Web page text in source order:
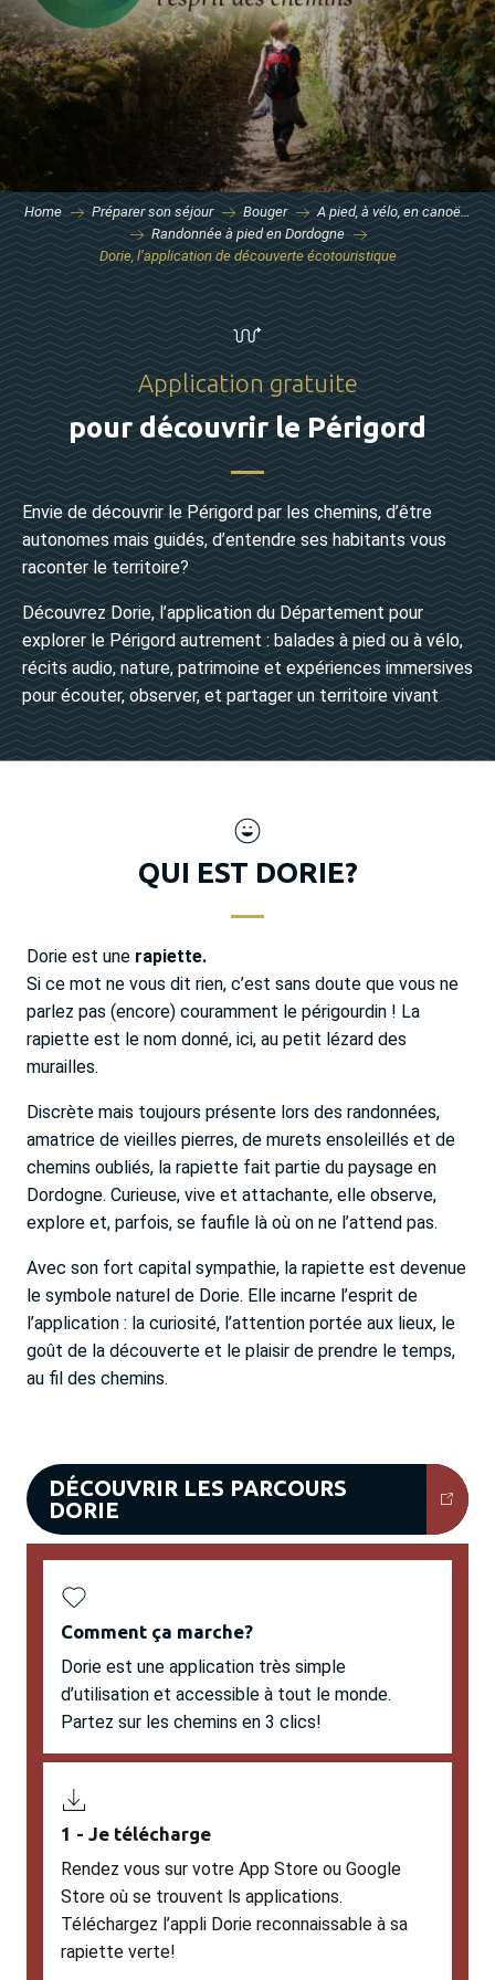
Home Préparer son séjour Bouger
A pied, à vélo, en canoë…
Randonnée à pied en Dordogne
Dorie, l’application de découverte écotouristique
Application gratuite
pour découvrir le Périgord
Envie de découvrir le Périgord par les chemins, d’être
autonomes mais guidés, d’entendre ses habitants vous
raconter le territoire?
Découvrez Dorie, l’application du Département pour
explorer le Périgord autrement : balades à pied ou à vélo,
récits audio, nature, patrimoine et expériences immersives
pour écouter, observer, et partager un territoire vivant
QUI EST DORIE?
Dorie est une rapiette.
Si ce mot ne vous dit rien, c’est sans doute que vous ne
parlez pas (encore) couramment le périgourdin ! La
rapiette est le nom donné, ici, au petit lézard des
murailles.
Discrète mais toujours présente lors des randonnées,
amatrice de vieilles pierres, de murets ensoleillés et de
chemins oubliés, la rapiette fait partie du paysage en
Dordogne. Curieuse, vive et attachante, elle observe,
explore et, parfois, se faufile là où on ne l’attend pas.
Avec son fort capital sympathie, la rapiette est devenue
le symbole naturel de Dorie. Elle incarne l’esprit de
l’application : la curiosité, l’attention portée aux lieux, le
goût de la découverte et le plaisir de prendre le temps,
au fil des chemins.
DÉCOUVRIR LES PARCOURS
DORIE
Comment ça marche?
Dorie est une application très simple
d’utilisation et accessible à tout le monde.
Partez sur les chemins en 3 clics!
1 - Je télécharge
Rendez vous sur votre App Store ou Google
Store où se trouvent ls applications.
Téléchargez l’appli Dorie reconnaissable à sa
rapiette verte!